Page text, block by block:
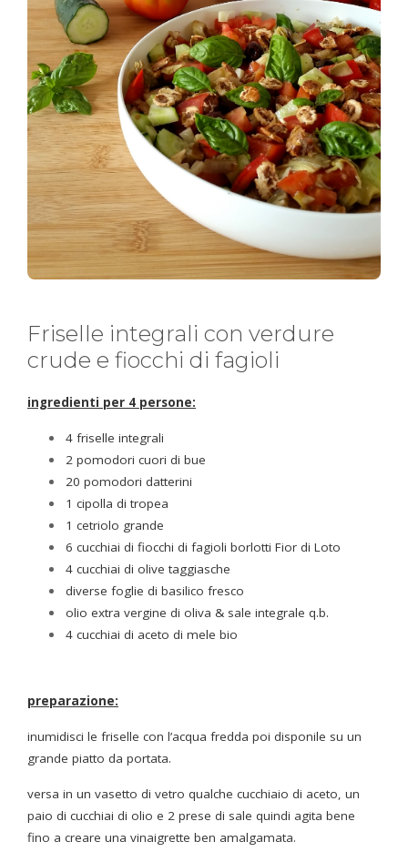
Friselle integrali con verdure
crude e fiocchi di fagioli
ingredienti per 4 persone:
4 friselle integrali
2 pomodori cuori di bue
20 pomodori datterini
1 cipolla di tropea
1 cetriolo grande
6 cucchiai di fiocchi di fagioli borlotti Fior di Loto
4 cucchiai di olive taggiasche
diverse foglie di basilico fresco
olio extra vergine di oliva & sale integrale q.b.
4 cucchiai di aceto di mele bio
preparazione:
inumidisci le friselle con l’acqua fredda poi disponile su un
grande piatto da portata.
versa in un vasetto di vetro qualche cucchiaio di aceto, un
paio di cucchiai di olio e 2 prese di sale quindi agita bene
fino a creare una vinaigrette ben amalgamata.